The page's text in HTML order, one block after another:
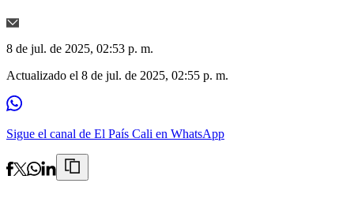
8 de jul. de 2025, 02:53 p. m.
Actualizado el 8 de jul. de 2025, 02:55 p. m.
Sigue el canal de El País Cali en WhatsApp